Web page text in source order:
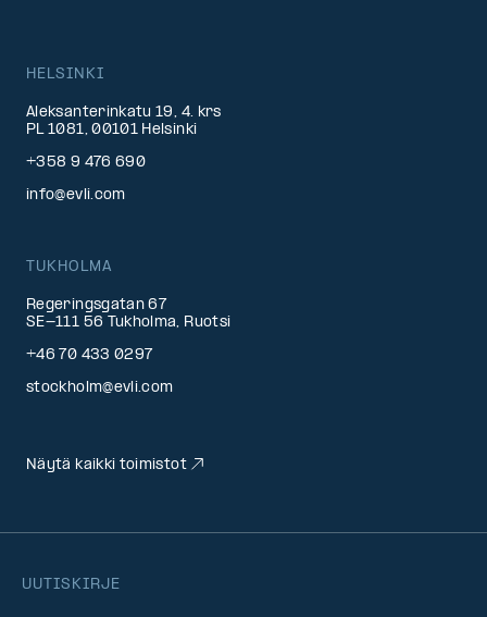
UUTISKIRJE
HELSINKI
Aleksanterinkatu 19, 4. krs
PL 1081, 00101 Helsinki
+358 9 476 690
info@evli.com
TUKHOLMA
Regeringsgatan 67
SE-111 56 Tukholma, Ruotsi
+46 70 433 0297
stockholm@evli.com
Näytä kaikki toimistot